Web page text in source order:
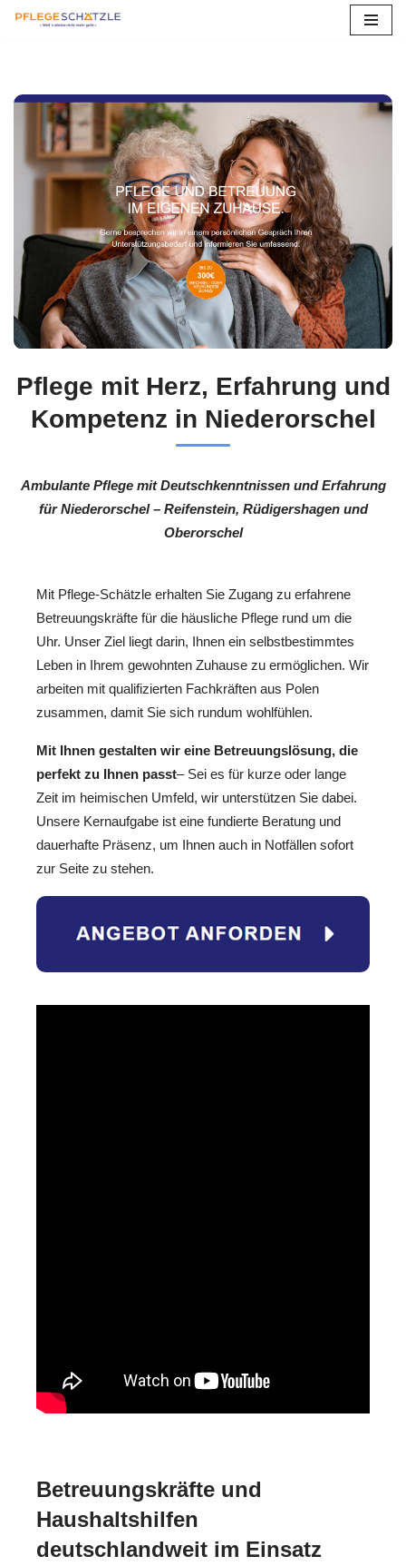
springen
Pflege mit Herz, Erfahrung und
Kompetenz in Niederorschel
Ambulante Pflege mit Deutschkenntnissen und Erfahrung
für Niederorschel – Reifenstein, Rüdigershagen und
Oberorschel
Mit Pflege-Schätzle erhalten Sie Zugang zu erfahrene
Betreuungskräfte für die häusliche Pflege rund um die
Uhr. Unser Ziel liegt darin, Ihnen ein selbstbestimmtes
Leben in Ihrem gewohnten Zuhause zu ermöglichen. Wir
arbeiten mit qualifizierten Fachkräften aus Polen
zusammen, damit Sie sich rundum wohlfühlen.
Mit Ihnen gestalten wir eine Betreuungslösung, die
perfekt zu Ihnen passt– Sei es für kurze oder lange
Zeit im heimischen Umfeld, wir unterstützen Sie dabei.
Unsere Kernaufgabe ist eine fundierte Beratung und
dauerhafte Präsenz, um Ihnen auch in Notfällen sofort
zur Seite zu stehen.
Betreuungskräfte und
Haushaltshilfen
deutschlandweit im Einsatz